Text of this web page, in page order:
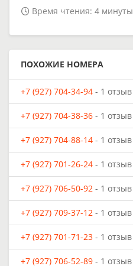
Время чтения: 4 минуты
ПОХОЖИЕ НОМЕРА
+7 (927) 704-34-94 - 1 отзыв
+7 (927) 704-38-36 - 1 отзыв
+7 (927) 704-88-14 - 1 отзыв
+7 (927) 701-26-24 - 1 отзыв
+7 (927) 706-50-92 - 1 отзыв
+7 (927) 709-37-12 - 1 отзыв
+7 (927) 701-71-23 - 1 отзыв
+7 (927) 706-52-89 - 1 отзыв